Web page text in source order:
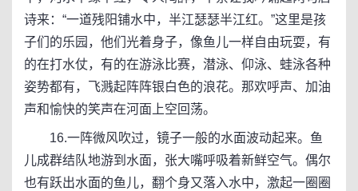
诗来：“一道残阳铺水中，半江瑟瑟半江红。”这里是孩
子们的乐园，他们光着身子，像鱼儿一样自由玩耍，有
的在打水仗，有的在游泳比赛，潜泳、仰泳、蛙泳各种
姿势都有，飞溅起阵阵银白色的浪花。那欢呼声、加油
声和愉快的笑声在河面上空回荡。
16.一阵微风吹过，镜子一般的水面波动起来。鱼
儿成群结队地游到水面，张大嘴呼吸着新鲜空气。偶尔
也有跃出水面的鱼儿，翻个身又落入水中，激起一圈圈